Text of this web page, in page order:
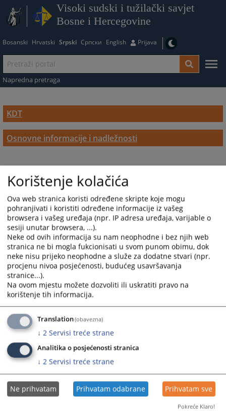
Visoki sudski i tužilački savjet
Bosne i Hercegovine
Bosanski Hrvatski Srpski Српски English Prijava
Napredna pretraga
KDT
Osnovne informacije i nadležnosti
Korištenje kolačića
Ova web stranica koristi određene skripte koje mogu
pohranjivati i koristiti određene informacije iz vašeg
browsera i vašeg uređaja (npr. IP adresa uređaja, varijable o
sesiji unutar browsera, ...).
Neke od ovih informacija su nam neophodne i bez njih web
stranica ne bi mogla fukcionisati u svom punom obimu, dok
neke nisu prijeko neophodne a služe za dodatne stvari (npr.
procjenu nivoa posjećenosti, budućeg usavršavanja
stranice...).
Na ovom mjestu možete dozvoliti ili uskratiti pravo na
korištenje tih informacija.
Translation(obavezna)
↓ 2 Servisi treće strane
Analitika o posjećenosti stranica
↓ 2 Servisi treće strane
Ne prihvatam Prihvatam odabrane Prihvatam sve
Pokreće Klaro!